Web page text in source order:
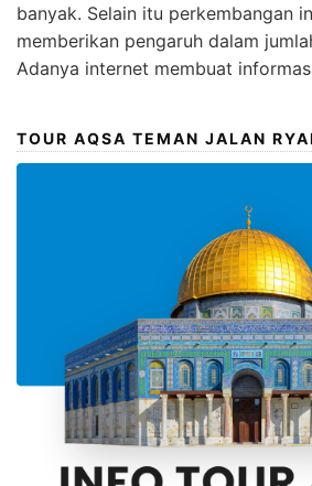
banyak. Selain itu perkembangan
memberikan pengaruh dalam
Adanya internet membuat
TOUR AQSA TEMAN JALAN